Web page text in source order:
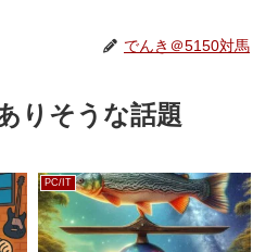
でんき＠5150対馬
りそうな話題
PC/IT